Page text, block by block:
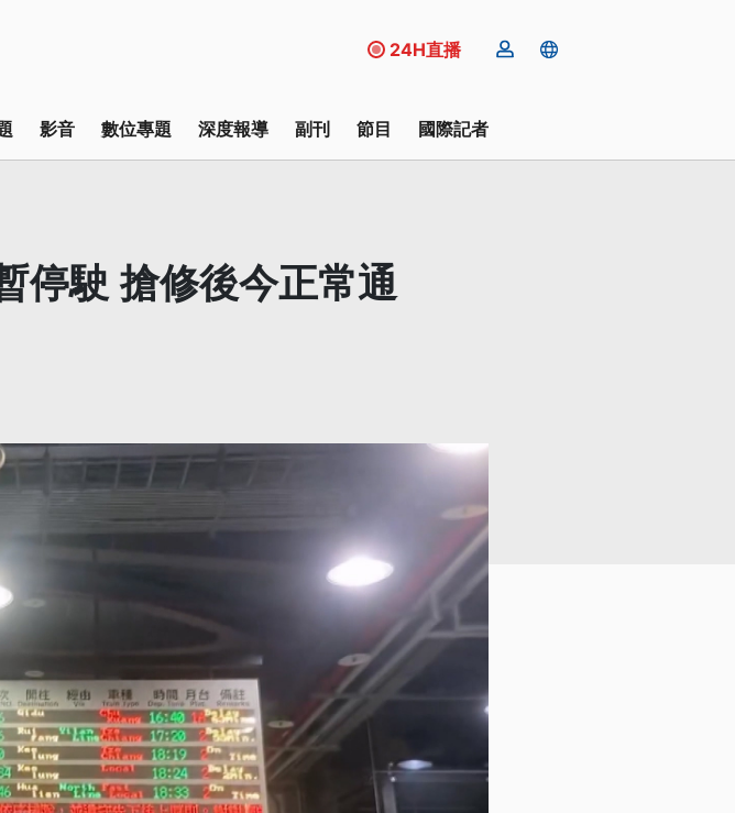
24H直播
影音 數位專題 深度報導 副刊 節目 國際記者
停駛 搶修後今正常通